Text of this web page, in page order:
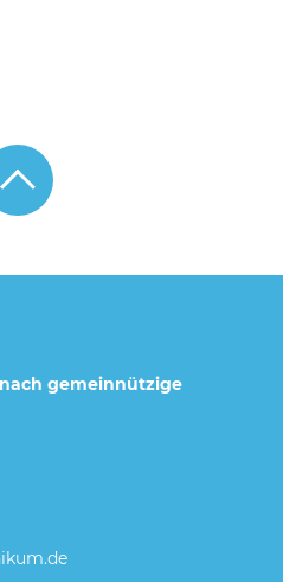
gemeinnützige